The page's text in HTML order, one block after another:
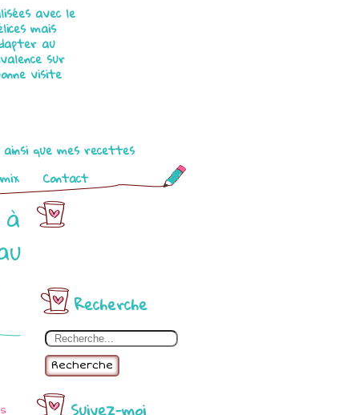
avec le
mais
au
sur
visite
ainsi que mes recettes
Contact
Recherche
Recherche